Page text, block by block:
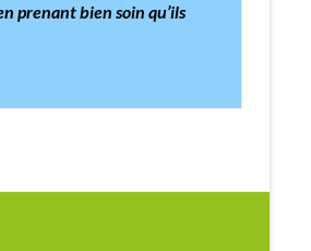
prenant bien soin qu’ils